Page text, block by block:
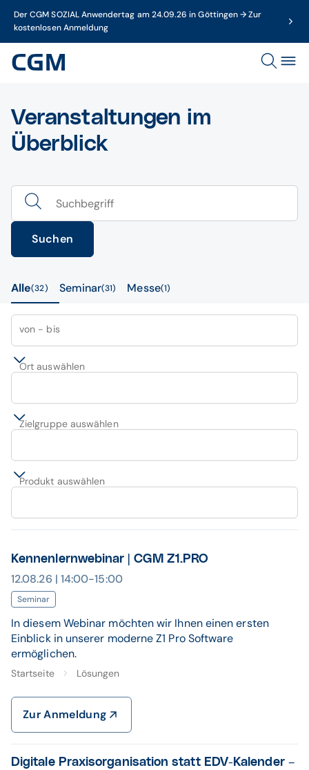
Der CGM SOZIAL Anwendertag am 24.09.26 in Göttingen → Zur
kostenlosen Anmeldung
Veranstaltungen im
Überblick
Suchen
Alle 32 Seminar 31 Messe 1
von - bis
Ort auswählen
Zielgruppe auswählen
Produkt auswählen
Kennenlernwebinar | CGM Z1.PRO
12.08.26 | 14:00-15:00
Seminar
In diesem Webinar möchten wir Ihnen einen ersten
Einblick in unserer moderne Z1 Pro Software
ermöglichen.
Startseite Lösungen
Zur Anmeldung
Digitale Praxisorganisation statt EDV-Kalender –